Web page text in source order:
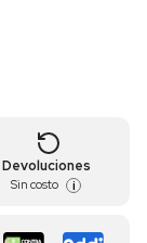
Devoluciones
Sin costo i